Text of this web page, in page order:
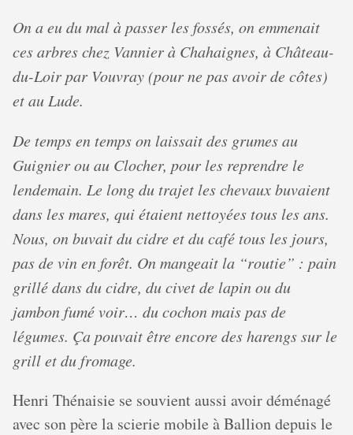
On a eu du mal à passer les fossés, on emmenait
ces arbres chez Vannier à Chahaignes, à Château-
du-Loir par Vouvray (pour ne pas avoir de côtes)
et au Lude.
De temps en temps on laissait des grumes au
Guignier ou au Clocher, pour les reprendre le
lendemain. Le long du trajet les chevaux buvaient
dans les mares, qui étaient nettoyées tous les ans.
Nous, on buvait du cidre et du café tous les jours,
pas de vin en forêt. On mangeait la “routie” : pain
grillé dans du cidre, du civet de lapin ou du
jambon fumé voir… du cochon mais pas de
légumes. Ça pouvait être encore des harengs sur le
grill et du fromage.
Henri Thénaisie se souvient aussi avoir déménagé
avec son père la scierie mobile à Ballion depuis le